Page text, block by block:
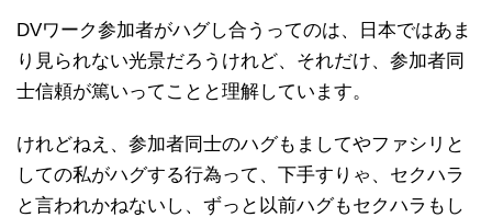
DVワーク参加者がハグし合うってのは、日本ではあま
り見られない光景だろうけれど、それだけ、参加者同
士信頼が篤いってことと理解しています。
けれどねえ、参加者同士のハグもましてやファシリと
しての私がハグする行為って、下手すりゃ、セクハラ
と言われかねないし、ずっと以前ハグもセクハラもし